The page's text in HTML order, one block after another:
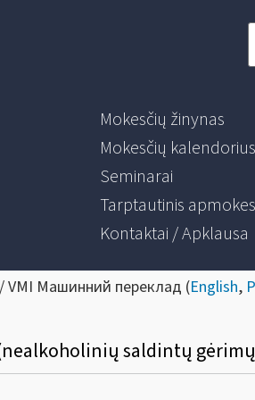
Mokesčių žinynas
Mokesčių kalendorius
Seminarai
Tarptautinis
Kontaktai / Apklausa
VMI Машинний переклад (English,